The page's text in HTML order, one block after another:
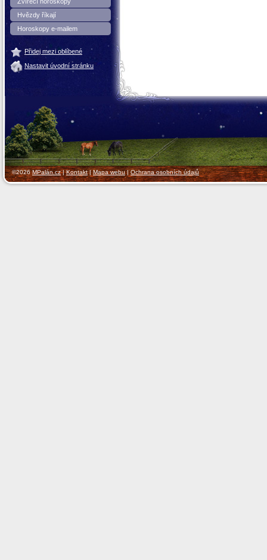
Hvězdy říkají
Horoskopy e-mailem
Přidej mezi oblíbené
Nastavit úvodní stránku
©2026MPalán.cz|Kontakt|Mapa webu|Ochrana osobních údajů